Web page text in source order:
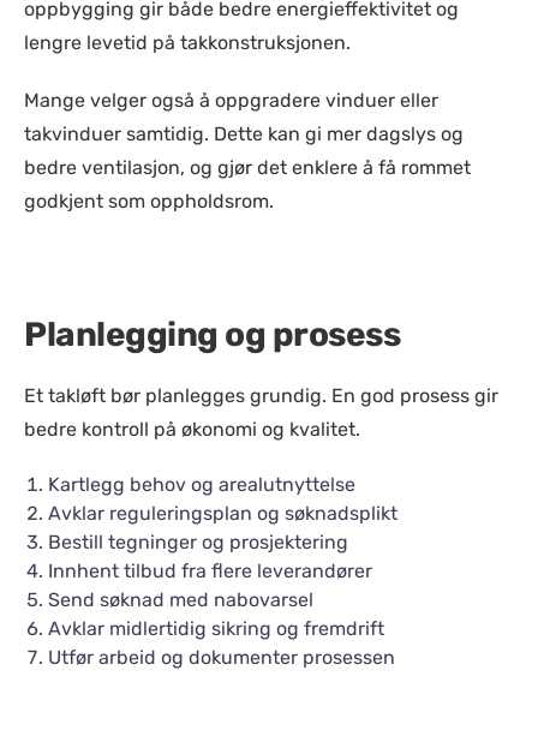
oppbygging gir både bedre energieffektivitet og
lengre levetid på takkonstruksjonen.
Mange velger også å oppgradere vinduer eller
takvinduer samtidig. Dette kan gi mer dagslys og
bedre ventilasjon, og gjør det enklere å få rommet
godkjent som oppholdsrom.
Planlegging og prosess
Et takløft bør planlegges grundig. En god prosess gir
bedre kontroll på økonomi og kvalitet.
Kartlegg behov og arealutnyttelse
Avklar reguleringsplan og søknadsplikt
Bestill tegninger og prosjektering
Innhent tilbud fra flere leverandører
Send søknad med nabovarsel
Avklar midlertidig sikring og fremdrift
Utfør arbeid og dokumenter prosessen